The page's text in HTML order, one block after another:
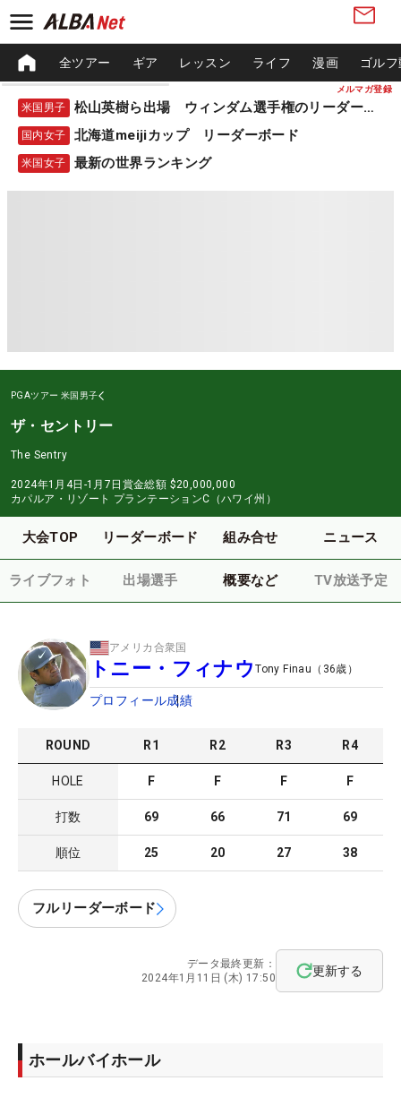
メルマガ登録
全ツアー ギア レッスン ライフ 漫画 ゴル
米国男子 松山英樹ら出場 ウィンダム選手権のリーダーボード
国内女子 北海道meijiカップ リーダーボード
米国女子 最新の世界ランキング
PGAツアー 米国男子
ザ・セントリー
The Sentry
2024年1月4日-1月7日 賞金総額 $20,000,000
カパルア・リゾート プランテーションC（ハワイ州）
大会TOP リーダーボード 組み合せ ニュース
ライブフォト 出場選手 概要など TV放送予定
アメリカ合衆国
トニー・フィナウTony Finau （ 36歳）
プロフィール成績
ROUND R1 R2 R3 R4
HOLE F F F F
打数 69 66 71 69
順位 25 20 27 38
フルリーダーボード
データ最終更新：
2024年1月11日 (木) 17:50
更新する
ホールバイホール